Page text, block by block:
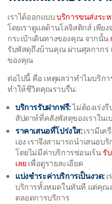
เราได้ออกแบบบริการขนส่งระ
โดยเราดูแลด้านโลจิสติกส์ เพีย
กระเป๋าเดินทางของคุณ จากนั้น
รับพัสดุถึงบ้านคุณ ผ่านศุลกากร
ของคุณ
ต่อไปนี้ คือ เหตุผลว่าทำไมบริกา
ทำให้ชีวิตคุณราบรื่น:
บริการรับฝากฟรี:ไม่ต้องเร่ง
สัปดาห์ที่คลังพัสดุของเราใน
ราคาเสนอที่โปร่งใส:เรามีเ
เอง เราจึงสามารถนำเสนอ
โดยไม่มีค่าบริการซ่อนเร้นรั
เลย เพื่อดูรายละเอียด
แบ่งชำระค่าบริการเป็นงวด:
บริการทั้งหมดในทันที แต่คุณ
ตลอดการบริการ